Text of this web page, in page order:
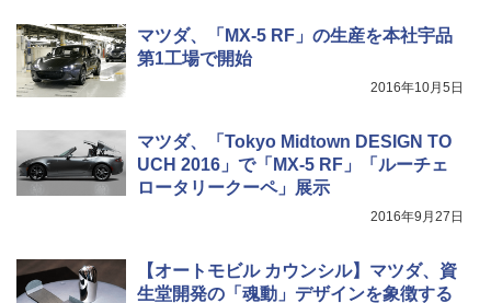
マツダ、「MX-5 RF」の生産を本社宇品
第1工場で開始
2016年10月5日
マツダ、「Tokyo Midtown DESIGN TO
UCH 2016」で「MX-5 RF」「ルーチェ
ロータリークーペ」展示
2016年9月27日
【オートモビル カウンシル】マツダ、資
生堂開発の「魂動」デザインを象徴する